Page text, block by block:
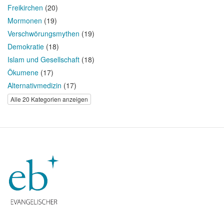
Freikirchen (20)
Mormonen (19)
Verschwörungsmythen (19)
Demokratie (18)
Islam und Gesellschaft (18)
Ökumene (17)
Alternativmedizin (17)
Alle 20 Kategorien anzeigen